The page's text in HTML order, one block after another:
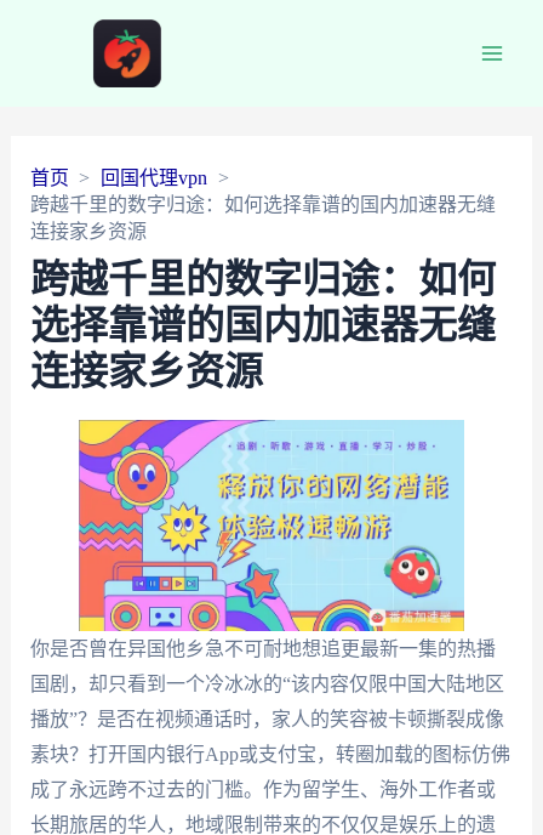
首页
回国代理vpn
跨越千里的数字归途：如何选择靠谱的国内加速器无缝
连接家乡资源
跨越千里的数字归途：如何
选择靠谱的国内加速器无缝
连接家乡资源
你是否曾在异国他乡急不可耐地想追更最新一集的热播
国剧，却只看到一个冷冰冰的“该内容仅限中国大陆地区
播放”？是否在视频通话时，家人的笑容被卡顿撕裂成像
素块？打开国内银行App或支付宝，转圈加载的图标仿佛
成了永远跨不过去的门槛。作为留学生、海外工作者或
长期旅居的华人，地域限制带来的不仅仅是娱乐上的遗